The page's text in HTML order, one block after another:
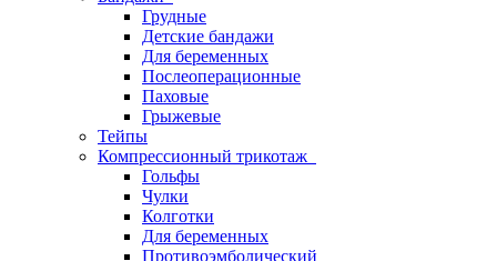
Грудные
Детские бандажи
Для беременных
Послеоперационные
Паховые
Грыжевые
Тейпы
Компрессионный трикотаж
Гольфы
Чулки
Колготки
Для беременных
Противоэмболический